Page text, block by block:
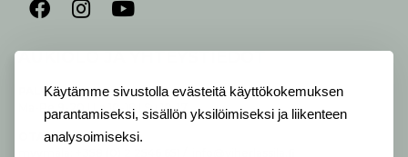
Käytämme sivustolla evästeitä käyttökokemuksen
parantamiseksi, sisällön yksilöimiseksi ja liikenteen
analysoimiseksi.
AUKIOLO JA YHTEYSTIEDOT
ALVELEMME:
Ma-Pe 9-20 I La 10-18 I Su 10-17
OTA YHTEYTTÄ: